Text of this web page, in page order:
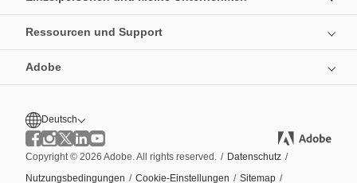
Ressourcen und Support
Adobe
Deutsch
Copyright © 2026 Adobe. All rights reserved. / Datenschutz /
Nutzungsbedingungen / Cookie-Einstellungen / Sitemap /